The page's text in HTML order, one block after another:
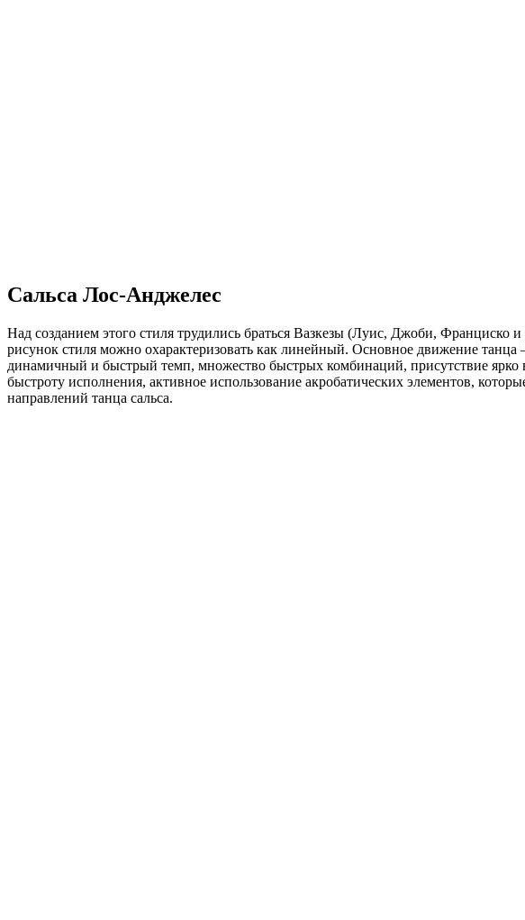
Сальса Лос-Анджелес
Над созданием этого стиля трудились браться Вазкезы (Луис, Джоби,
рисунок стиля можно охарактеризовать как линейный. Основное движение
динамичный и быстрый темп, множество быстрых комбинаций, присутствие ярко
быстроту исполнения, активное использование акробатических элементов,
направлений танца сальса.